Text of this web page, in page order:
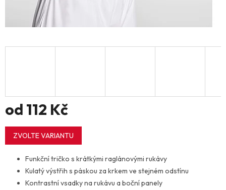
od 112 Kč
Měrná
cena:
ZVOLTE VARIANTU
Funkční tričko s krátkými raglánovými rukávy
Kulatý výstřih s páskou za krkem ve stejném odstínu
Kontrastní vsadky na rukávu a boční panely